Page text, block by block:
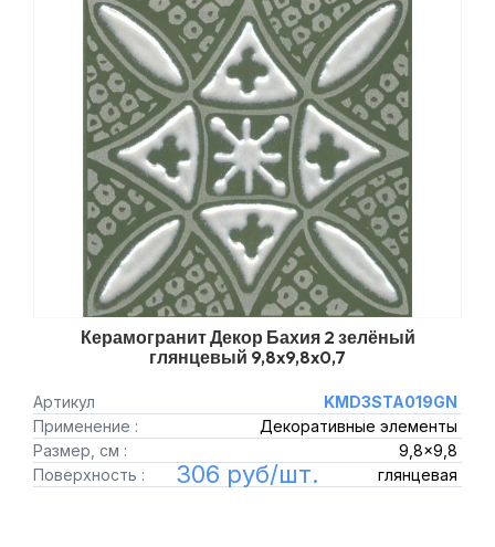
Керамогранит Декор Бахия 2 зелёный
глянцевый 9,8x9,8x0,7
Артикул
KMD3STA019GN
Применение :
Декоративные элементы
Размер, см :
9,8x9,8
Поверхность :
глянцевая
306 руб/шт.